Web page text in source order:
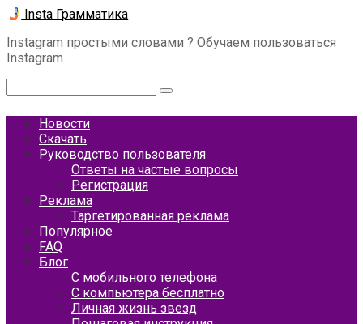
Перейти
контенту
Insta Грамматика
Instagram простыми словами ? Обучаем пользоваться
Instagram
Новости
Скачать
Руководство пользователя
Ответы на частые вопросы
Регистрация
Реклама
Таргетированная реклама
Популярное
FAQ
Блог
С мобильного телефона
С компьютера бесплатно
Личная жизнь звезд